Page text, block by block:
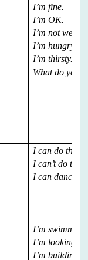
I’m fine.
I’m OK.
I’m not well.
I’m hungry.
I’m thirsty.
What do you
I can do this.
I can’t do this.
I can dance.
I’m swimming.
I’m looking
I’m building a